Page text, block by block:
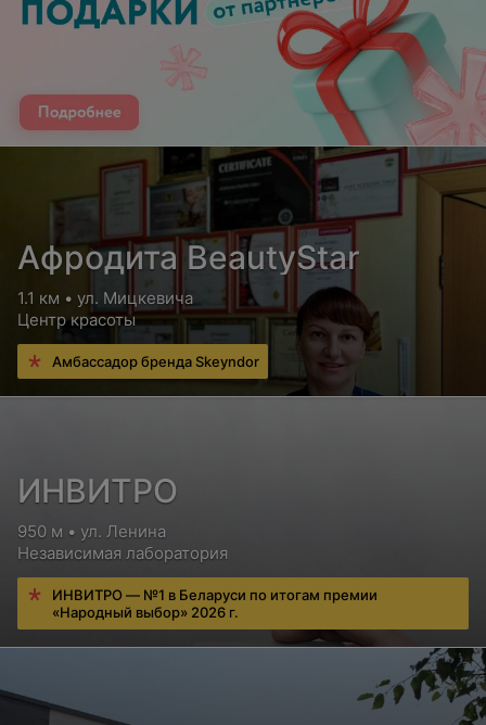
Афродита BeautyStar
1.1 км • ул. Мицкевича
Центр красоты
Амбассадор бренда Skeyndor
ИНВИТРО
950 м • ул. Ленина
Независимая лаборатория
ИНВИТРО — №1 в Беларуси по итогам премии
«Народный выбор» 2026 г.